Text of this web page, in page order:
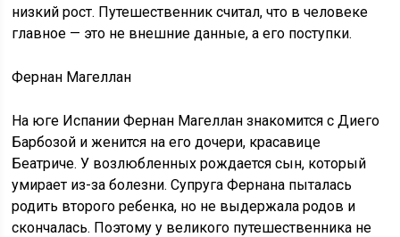
низкий рост. Путешественник считал, что в человеке
главное — это не внешние данные, а его поступки.
Фернан Магеллан
На юге Испании Фернан Магеллан знакомится с Диего
Барбозой и женится на его дочери, красавице
Беатриче. У возлюбленных рождается сын, который
умирает из-за болезни. Супруга Фернана пыталась
родить второго ребенка, но не выдержала родов и
скончалась. Поэтому у великого путешественника не